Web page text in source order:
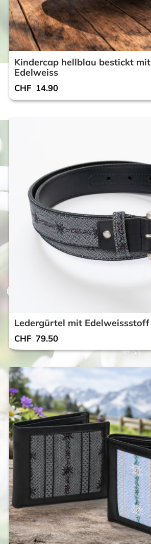
Kindercap hellblau bestickt mit
Edelweiss
CHF 14.90
Ledergürtel mit Edelweissstoff
CHF 79.50